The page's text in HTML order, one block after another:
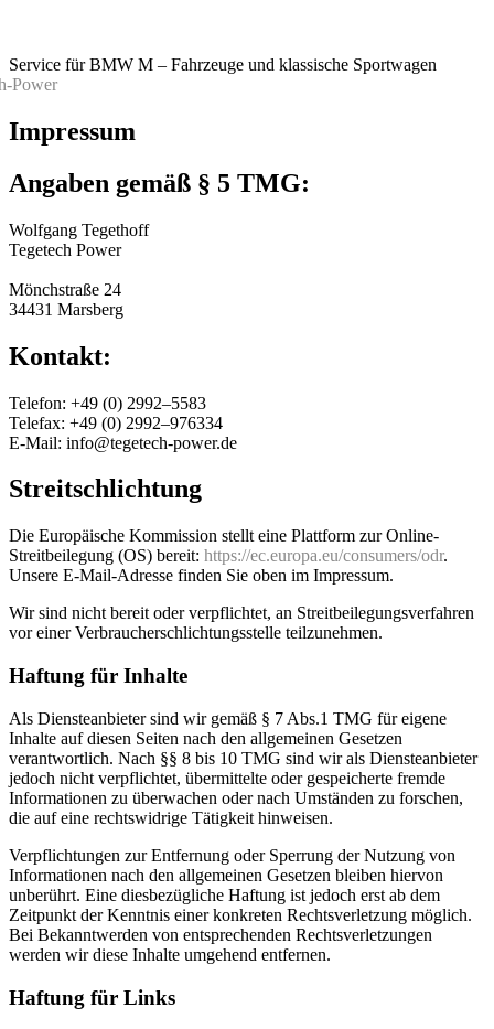
Service für BMW M – Fahrzeuge und klassische Sportwagen
Impressum
Angaben gemäß § 5 TMG:
Wolfgang Tegethoff
Tegetech Power
Mönchstraße 24
34431 Marsberg
Kontakt:
Telefon: +49 (0) 2992–5583
Telefax: +49 (0) 2992–976334
E-Mail: info@tegetech-power.de
Streitschlichtung
Die Europäische Kommission stellt eine Plattform zur Online-
Streitbeilegung (OS) bereit: https://ec.europa.eu/consumers/odr.
Unsere E-Mail-Adresse finden Sie oben im Impressum.
Wir sind nicht bereit oder verpflichtet, an Streitbeilegungsverfahren
vor einer Verbraucherschlichtungsstelle teilzunehmen.
Haftung für Inhalte
Als Diensteanbieter sind wir gemäß § 7 Abs.1 TMG für eigene
Inhalte auf diesen Seiten nach den allgemeinen Gesetzen
verantwortlich. Nach §§ 8 bis 10 TMG sind wir als Diensteanbieter
jedoch nicht verpflichtet, übermittelte oder gespeicherte fremde
Informationen zu überwachen oder nach Umständen zu forschen,
die auf eine rechtswidrige Tätigkeit hinweisen.
Verpflichtungen zur Entfernung oder Sperrung der Nutzung von
Informationen nach den allgemeinen Gesetzen bleiben hiervon
unberührt. Eine diesbezügliche Haftung ist jedoch erst ab dem
Zeitpunkt der Kenntnis einer konkreten Rechtsverletzung möglich.
Bei Bekanntwerden von entsprechenden Rechtsverletzungen
werden wir diese Inhalte umgehend entfernen.
Haftung für Links